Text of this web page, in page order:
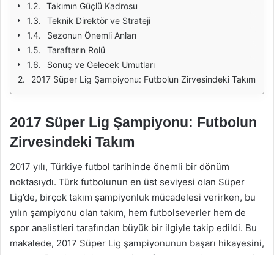
Takımın Güçlü Kadrosu
Teknik Direktör ve Strateji
Sezonun Önemli Anları
Taraftarın Rolü
Sonuç ve Gelecek Umutları
2017 Süper Lig Şampiyonu: Futbolun Zirvesindeki Takım
2017 Süper Lig Şampiyonu: Futbolun
Zirvesindeki Takım
2017 yılı, Türkiye futbol tarihinde önemli bir dönüm
noktasıydı. Türk futbolunun en üst seviyesi olan Süper
Lig’de, birçok takım şampiyonluk mücadelesi verirken, bu
yılın şampiyonu olan takım, hem futbolseverler hem de
spor analistleri tarafından büyük bir ilgiyle takip edildi. Bu
makalede, 2017 Süper Lig şampiyonunun başarı hikayesini,